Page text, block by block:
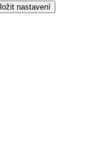
nastavení